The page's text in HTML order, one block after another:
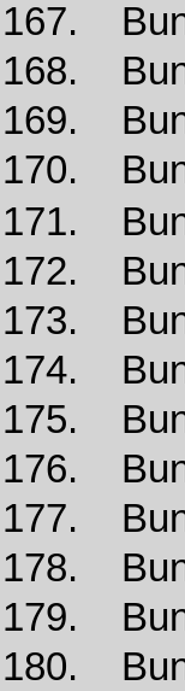
167.
168.
169.
170.
171.
172.
173.
174.
175.
176.
177.
178.
179.
180.